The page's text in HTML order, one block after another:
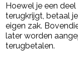
Hoewel je een
terugkrijgt, betaal
eigen zak.
later worden
terugbetalen.